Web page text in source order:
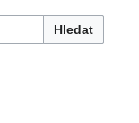
Hledat